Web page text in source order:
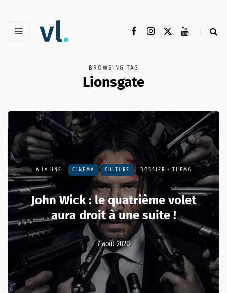
BROWSING TAG
Lionsgate
A LA UNE CINÉMA CULTURE DOSSIER - THEMA
John Wick : le quatrième volet
aura droit à une suite !
7 août 2020